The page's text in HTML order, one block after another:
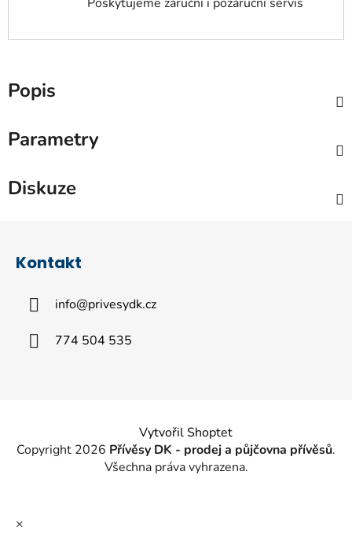
Popis
Parametry
Diskuze
Kontakt
info@privesydk.cz
774 504 535
Vytvořil Shoptet
Copyright 2026 Přívěsy DK - prodej a půjčovna přívěsů.
Všechna práva vyhrazena.
×